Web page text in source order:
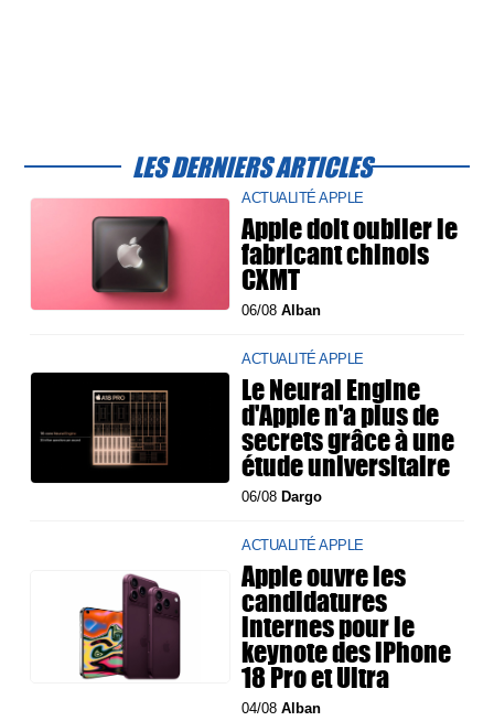
LES DERNIERS ARTICLES
ACTUALITÉ APPLE
Apple doit oublier le
fabricant chinois
CXMT
06/08Alban
ACTUALITÉ APPLE
Le Neural Engine
d'Apple n'a plus de
secrets grâce à une
étude universitaire
06/08 Dargo
ACTUALITÉ APPLE
Apple ouvre les
candidatures
internes pour le
keynote des iPhone
18 Pro et Ultra
04/08Alban